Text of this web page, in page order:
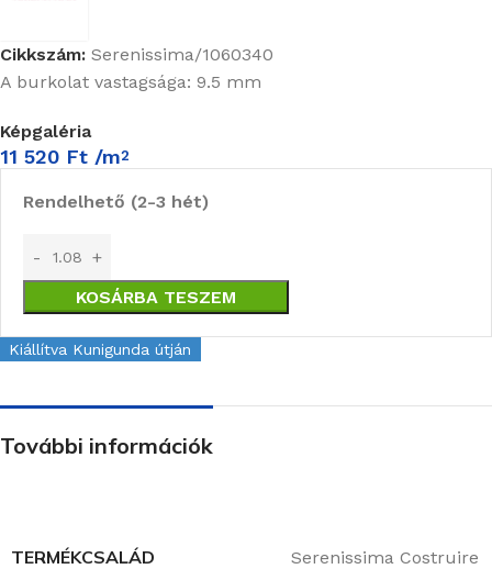
Cikkszám: Serenissima/1060340
A burkolat vastagsága: 9.5 mm
Képgaléria
11 520 Ft /m2
Rendelhető (2-3 hét)
KOSÁRBA TESZEM
Kiállítva Kunigunda útján
További információk
TERMÉKCSALÁD Serenissima Costruire